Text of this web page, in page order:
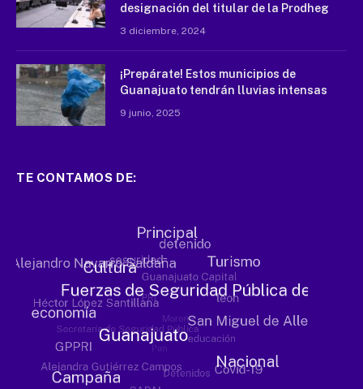
designación del titular de la Prodheg
3 diciembre, 2024
¡Prepárate! Estos municipios de
Guanajuato tendrán lluvias intensas
9 junio, 2025
TE CONTAMOS DE: